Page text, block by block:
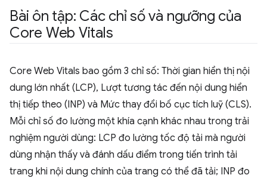
Bài ôn tập: Các chỉ số và ngưỡng của
Core Web Vitals
Core Web Vitals bao gồm 3 chỉ số: Thời gian hiển thị nội
dung lớn nhất (LCP), Lượt tương tác đến nội dung hiển
thị tiếp theo (INP) và Mức thay đổi bố cục tích luỹ (CLS).
Mỗi chỉ số đo lường một khía cạnh khác nhau trong trải
nghiệm người dùng: LCP đo lường tốc độ tải mà người
dùng nhận thấy và đánh dấu điểm trong tiến trình tải
trang khi nội dung chính của trang có thể đã tải; INP đo